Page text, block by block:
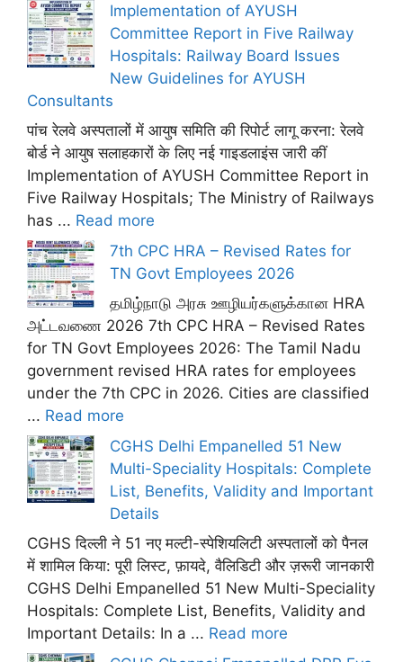
Implementation of AYUSH
Committee Report in Five Railway
Hospitals: Railway Board Issues
New Guidelines for AYUSH
Consultants
पांच रेलवे अस्पतालों में आयुष समिति की रिपोर्ट लागू करना: रेलवे
बोर्ड ने आयुष सलाहकारों के लिए नई गाइडलाइंस जारी कीं
Implementation of AYUSH Committee Report in
Five Railway Hospitals; The Ministry of Railways
has ... Read more
7th CPC HRA – Revised Rates for
TN Govt Employees 2026
தமிழ்நாடு அரசு ஊழியர்களுக்கான HRA
அட்டவணை 2026 7th CPC HRA – Revised Rates
for TN Govt Employees 2026: The Tamil Nadu
government revised HRA rates for employees
under the 7th CPC in 2026. Cities are classified
... Read more
CGHS Delhi Empanelled 51 New
Multi-Speciality Hospitals: Complete
List, Benefits, Validity and Important
Details
CGHS दिल्ली ने 51 नए मल्टी-स्पेशियलिटी अस्पतालों को पैनल
में शामिल किया: पूरी लिस्ट, फ़ायदे, वैलिडिटी और ज़रूरी जानकारी
CGHS Delhi Empanelled 51 New Multi-Speciality
Hospitals: Complete List, Benefits, Validity and
Important Details: In a ... Read more